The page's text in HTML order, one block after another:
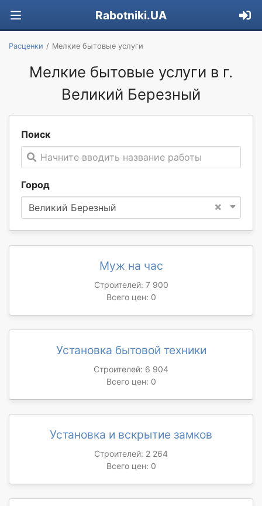
Rabotniki.UA
Расценки Мелкие бытовые услуги
Мелкие бытовые услуги в г.
Великий Березный
Поиск
Начните вводить название работы
Город
×
Великий Березный
Муж на час
Строителей: 7 900
Всего цен: 0
Установка бытовой техники
Строителей: 6 904
Всего цен: 0
Установка и вскрытие замков
Строителей: 2 264
Всего цен: 0